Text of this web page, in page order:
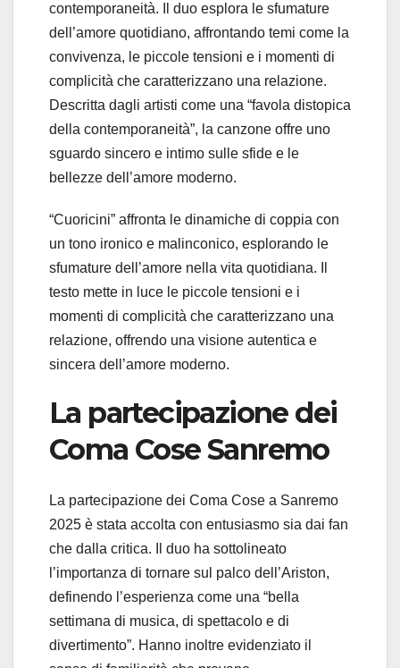
contemporaneità. Il duo esplora le sfumature
dell’amore quotidiano, affrontando temi come la
convivenza, le piccole tensioni e i momenti di
complicità che caratterizzano una relazione.
Descritta dagli artisti come una “favola distopica
della contemporaneità”, la canzone offre uno
sguardo sincero e intimo sulle sfide e le
bellezze dell’amore moderno.
“Cuoricini” affronta le dinamiche di coppia con
un tono ironico e malinconico, esplorando le
sfumature dell’amore nella vita quotidiana. Il
testo mette in luce le piccole tensioni e i
momenti di complicità che caratterizzano una
relazione, offrendo una visione autentica e
sincera dell’amore moderno.
La partecipazione dei
Coma Cose Sanremo
La partecipazione dei Coma Cose a Sanremo
2025 è stata accolta con entusiasmo sia dai fan
che dalla critica. Il duo ha sottolineato
l’importanza di tornare sul palco dell’Ariston,
definendo l’esperienza come una “bella
settimana di musica, di spettacolo e di
divertimento”. Hanno inoltre evidenziato il